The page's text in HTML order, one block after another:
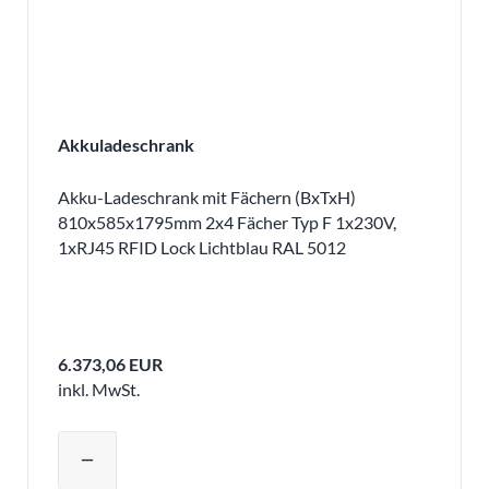
Akkuladeschrank
Akku-Ladeschrank mit Fächern (BxTxH)
810x585x1795mm 2x4 Fächer Typ F 1x230V,
1xRJ45 RFID Lock Lichtblau RAL 5012
6.373,06 EUR
inkl. MwSt.
remove